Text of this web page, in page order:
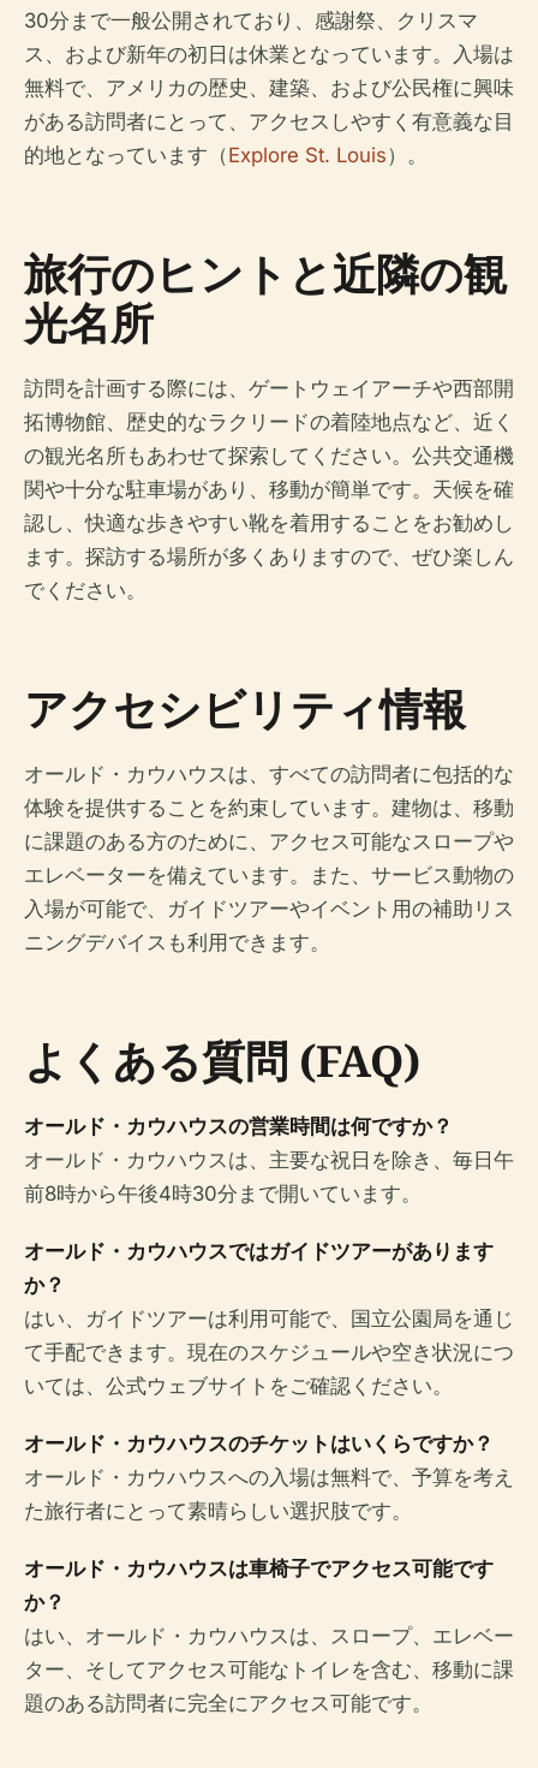
30分まで一般公開されており、感謝祭、クリスマ
ス、および新年の初日は休業となっています。入場は
無料で、アメリカの歴史、建築、および公民権に興味
がある訪問者にとって、アクセスしやすく有意義な目
的地となっています（Explore St. Louis）。
旅行のヒントと近隣の観
光名所
訪問を計画する際には、ゲートウェイアーチや西部開
拓博物館、歴史的なラクリードの着陸地点など、近く
の観光名所もあわせて探索してください。公共交通機
関や十分な駐車場があり、移動が簡単です。天候を確
認し、快適な歩きやすい靴を着用することをお勧めし
ます。探訪する場所が多くありますので、ぜひ楽しん
でください。
アクセシビリティ情報
オールド・カウハウスは、すべての訪問者に包括的な
体験を提供することを約束しています。建物は、移動
に課題のある方のために、アクセス可能なスロープや
エレベーターを備えています。また、サービス動物の
入場が可能で、ガイドツアーやイベント用の補助リス
ニングデバイスも利用できます。
よくある質問 (FAQ)
オールド・カウハウスの営業時間は何ですか？
オールド・カウハウスは、主要な祝日を除き、毎日午
前8時から午後4時30分まで開いています。
オールド・カウハウスではガイドツアーがあります
か？
はい、ガイドツアーは利用可能で、国立公園局を通じ
て手配できます。現在のスケジュールや空き状況につ
いては、公式ウェブサイトをご確認ください。
オールド・カウハウスのチケットはいくらですか？
オールド・カウハウスへの入場は無料で、予算を考え
た旅行者にとって素晴らしい選択肢です。
オールド・カウハウスは車椅子でアクセス可能です
か？
はい、オールド・カウハウスは、スロープ、エレベー
ター、そしてアクセス可能なトイレを含む、移動に課
題のある訪問者に完全にアクセス可能です。